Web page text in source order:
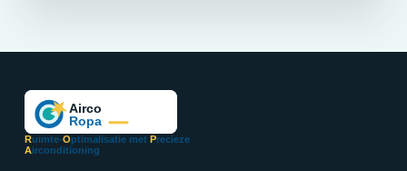
Ruimte-Optimalisatie met Precieze
Airconditioning